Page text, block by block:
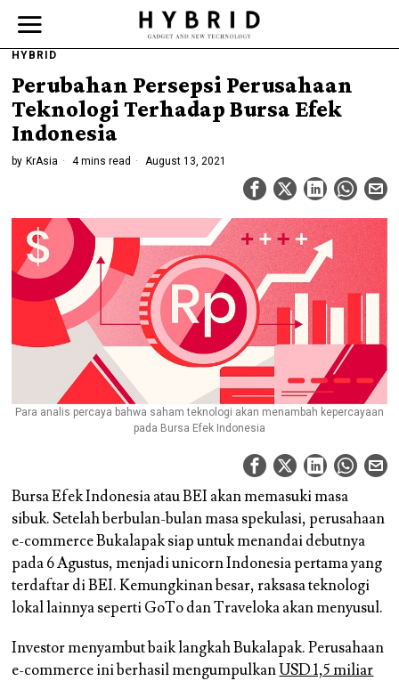
HYBRID
Perubahan Persepsi Perusahaan
Teknologi Terhadap Bursa Efek
Indonesia
by KrAsia 4 mins read August 13, 2021
Para analis percaya bahwa saham teknologi akan menambah kepercayaan
pada Bursa Efek Indonesia
Bursa Efek Indonesia atau BEI akan memasuki masa
sibuk. Setelah berbulan-bulan masa spekulasi, perusahaan
e-commerce Bukalapak siap untuk menandai debutnya
pada 6 Agustus, menjadi unicorn Indonesia pertama yang
terdaftar di BEI. Kemungkinan besar, raksasa teknologi
lokal lainnya seperti GoTo dan Traveloka akan menyusul.
Investor menyambut baik langkah Bukalapak. Perusahaan
e-commerce ini berhasil mengumpulkanUSD 1,5 miliar